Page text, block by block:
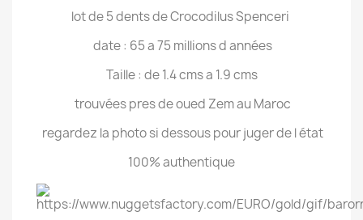
lot de 5 dents de Crocodilus Spenceri
date : 65 a 75 millions d années
Taille : de 1.4 cms a 1.9 cms
trouvées pres de oued Zem au Maroc
regardez la photo si dessous pour juger de l état
100% authentique